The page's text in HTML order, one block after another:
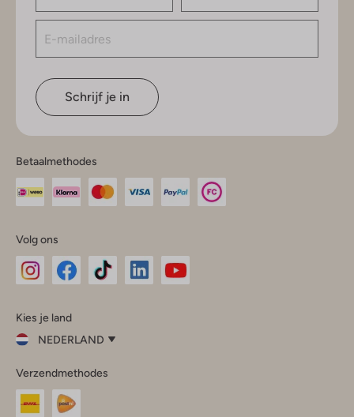
Schrijf je in
Betaalmethodes
Volg ons
InstagramFacebook
Kies je land
NEDERLAND
je
land
Nederland
Verzendmethodes